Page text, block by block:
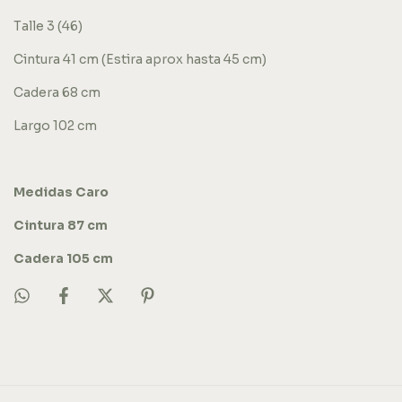
Talle 3 (46)
Cintura 41 cm (Estira aprox hasta 45 cm)
Cadera 68 cm
Largo 102 cm
Medidas Caro
Cintura 87 cm
Cadera 105 cm